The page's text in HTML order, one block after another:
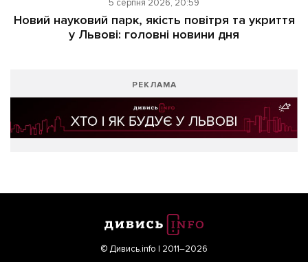
5 серпня 2026, 20:59
Новий науковий парк, якість повітря та укриття
у Львові: головні новини дня
РЕКЛАМА
© Дивись.info | 2011–2026